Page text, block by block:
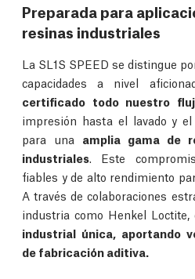
Preparada para
resinas industriales
La SL1S SPEED se distingue
capacidades a nivel
certificado todo nuestro
impresión hasta el lavado y el
para una amplia gama de
industriales. Este
fiables y de alto rendimiento
A través de colaboraciones
industria como Henkel Loctite,
industrial única, aportando
de fabricación aditiva.